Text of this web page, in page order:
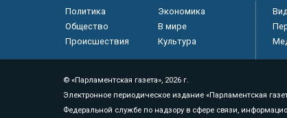
Политика
Экономика
Общество
В мире
Происшествия
Культура
© «Парламентская газета», 2026 г.
Электронное периодическое издание «Парламентская
Федеральной службе по надзору в сфере связи,